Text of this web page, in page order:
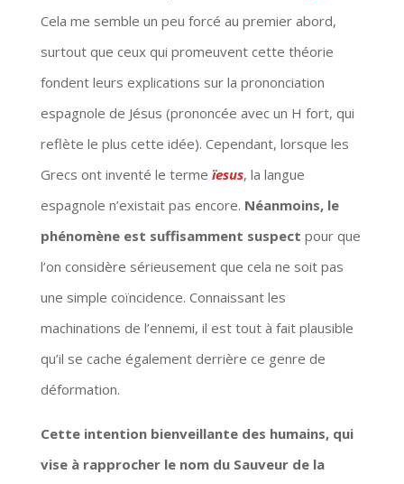
Cela me semble un peu forcé au premier abord,
surtout que ceux qui promeuvent cette théorie
fondent leurs explications sur la prononciation
espagnole de Jésus (prononcée avec un H fort, qui
reflète le plus cette idée). Cependant, lorsque les
Grecs ont inventé le terme ïesus, la langue
espagnole n’existait pas encore. Néanmoins, le
phénomène est suffisamment suspect pour que
l’on considère sérieusement que cela ne soit pas
une simple coïncidence. Connaissant les
machinations de l’ennemi, il est tout à fait plausible
qu’il se cache également derrière ce genre de
déformation.
Cette intention bienveillante des humains, qui
vise à rapprocher le nom du Sauveur de la